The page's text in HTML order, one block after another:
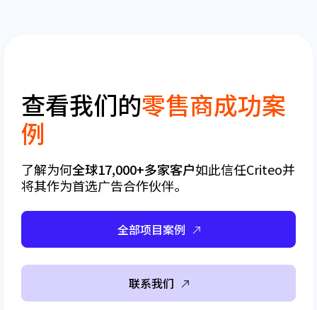
查看我们的零售商成功案
例
了解为何全球17,000+多家客户如此信任Criteo并
将其作为首选广告合作伙伴。
全部项目案例
联系我们